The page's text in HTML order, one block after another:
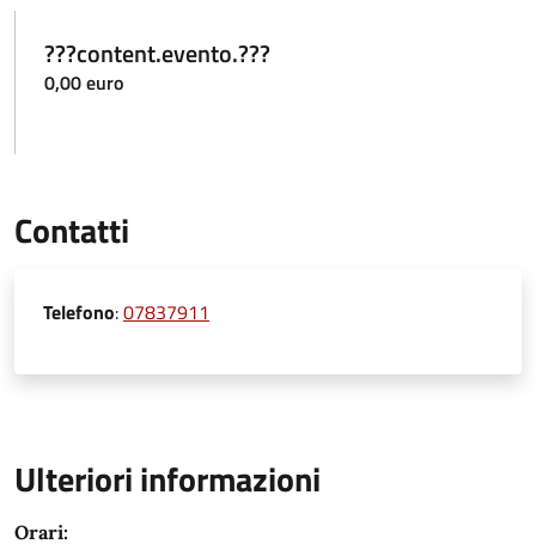
???content.evento.???
0,00 euro
Contatti
Telefono:07837911
Ulteriori informazioni
Orari: